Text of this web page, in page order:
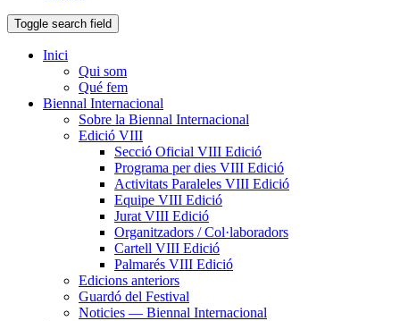
Toggle search field
Inici
Qui som
Qué fem
Biennal Internacional
Sobre la Biennal Internacional
Edició VIII
Secció Oficial VIII Edició
Programa per dies VIII Edició
Activitats Paraleles VIII Edició
Equipe VIII Edició
Jurat VIII Edició
Organitzadors / Col·laboradors
Cartell VIII Edició
Palmarés VIII Edició
Edicions anteriors
Guardó del Festival
Noticies — Biennal Internacional